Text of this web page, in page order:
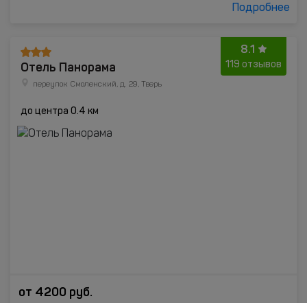
Подробнее
8.1
119 отзывов
Отель Панорама
переулок Смоленский, д. 29, Тверь
до центра 0.4 км
от 4200 руб.